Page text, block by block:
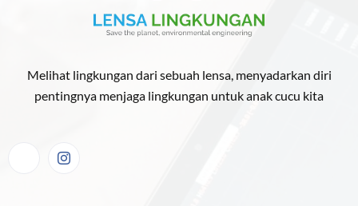
Melihat lingkungan dari sebuah lensa, menyadarkan diri
pentingnya menjaga lingkungan untuk anak cucu kita